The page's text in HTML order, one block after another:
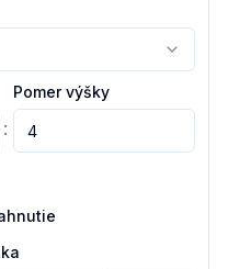
:
Pomer výšky